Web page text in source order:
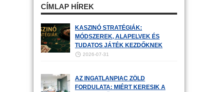
CÍMLAP HÍREK
KASZINÓ STRATÉGIÁK:
MÓDSZEREK, ALAPELVEK ÉS
TUDATOS JÁTÉK KEZDŐKNEK
2026-07-31
AZ INGATLANPIAC ZÖLD
FORDULATA: MIÉRT KERESIK A